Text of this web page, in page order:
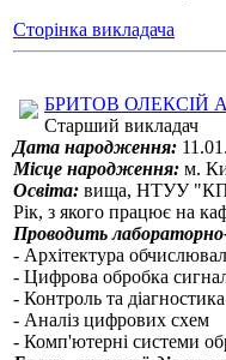
Сторінка викладача
БРИТОВ ОЛЕКСІЙ
Старший викладач
Дата народження:
Місце народження: м.
Освіта: вища, НТУУ
Рік, з якого працює на
Проводить
- Архітектура
- Цифрова обробка
- Контроль та
- Аналіз цифрових схем
- Комп'ютерні системи